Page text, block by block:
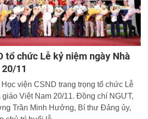
tổ chức Lễ kỷ niệm ngày Nhà
11
viện CSND trang trọng tổ chức Lễ
giáo Việt Nam 20/11. Đồng chí NGƯT,
Trần Minh Hưởng, Bí thư Đảng ủy,